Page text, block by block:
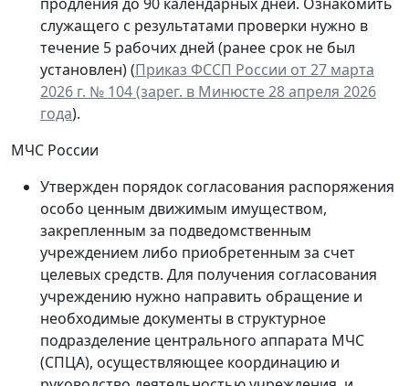
служащего с результатами проверки нужно в
течение 5 рабочих дней (ранее срок не был
установлен) (Приказ ФССП России от 27 марта
2026 г. № 104 (зарег. в Минюсте 28 апреля 2026
года).
МЧС России
Утвержден порядок согласования распоряжения
особо ценным движимым имуществом,
закрепленным за подведомственным
учреждением либо приобретенным за счет
целевых средств. Для получения согласования
учреждению нужно направить обращение и
необходимые документы в структурное
подразделение центрального аппарата МЧС
(СПЦА), осуществляющее координацию и